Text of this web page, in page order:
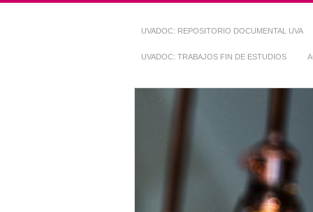
UVADOC: REPOSITORIO DOCUMENTAL UVA
UVADOC: TRABAJOS FIN DE ESTUDIOS
Repositorio
~ UVaDOC